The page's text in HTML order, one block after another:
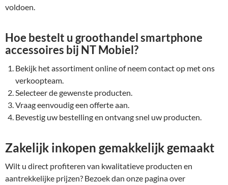
voldoen.
Hoe bestelt u groothandel smartphone
accessoires bij NT Mobiel?
Bekijk het assortiment online of neem contact op met ons
verkoopteam.
Selecteer de gewenste producten.
Vraag eenvoudig een offerte aan.
Bevestig uw bestelling en ontvang snel uw producten.
Zakelijk inkopen gemakkelijk gemaakt
Wilt u direct profiteren van kwalitatieve producten en
aantrekkelijke prijzen? Bezoek dan onze pagina over